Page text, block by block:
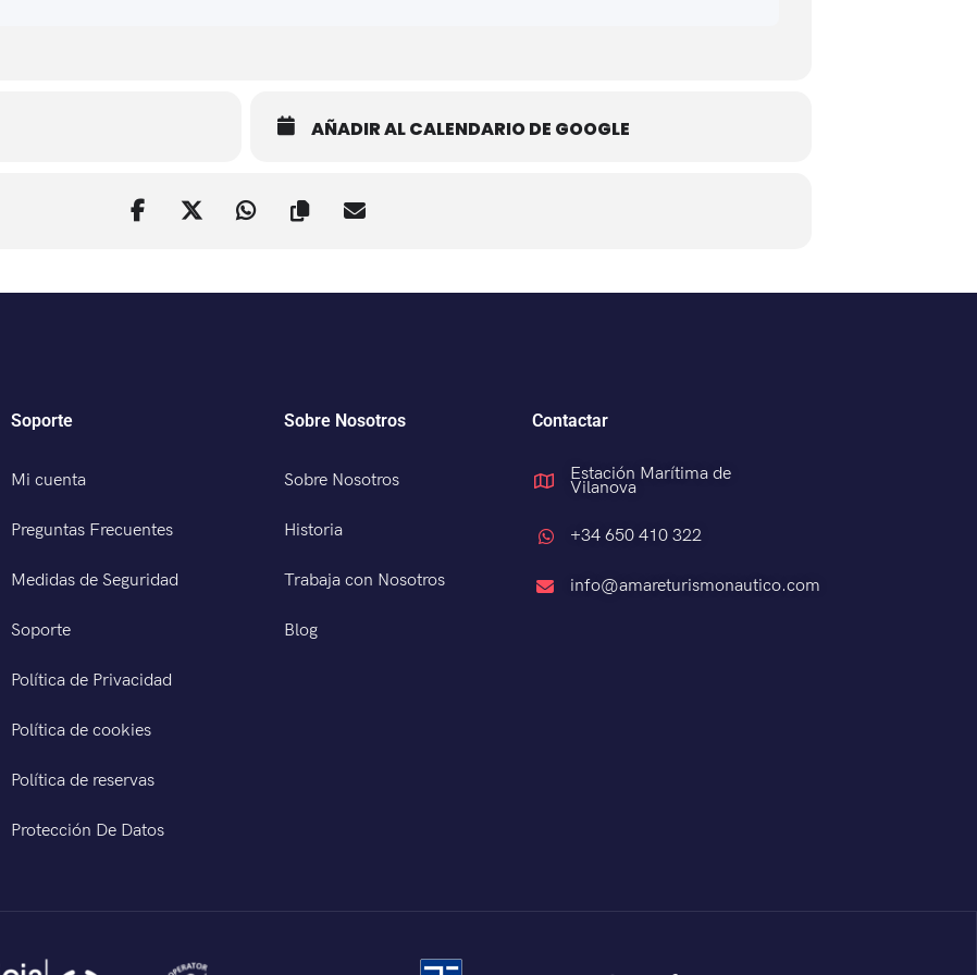
AÑADIR AL CALENDARIO DE GOOGLE
Soporte
Mi cuenta
Preguntas Frecuentes
Medidas de Seguridad
Soporte
Política de Privacidad
Política de cookies
Política de reservas
Protección De Datos
Sobre Nosotros
Sobre Nosotros
Historia
Trabaja con Nosotros
Blog
Contactar
Estación Marítima de
Vilanova
+34 650 410 322
info@amareturismonautico.com